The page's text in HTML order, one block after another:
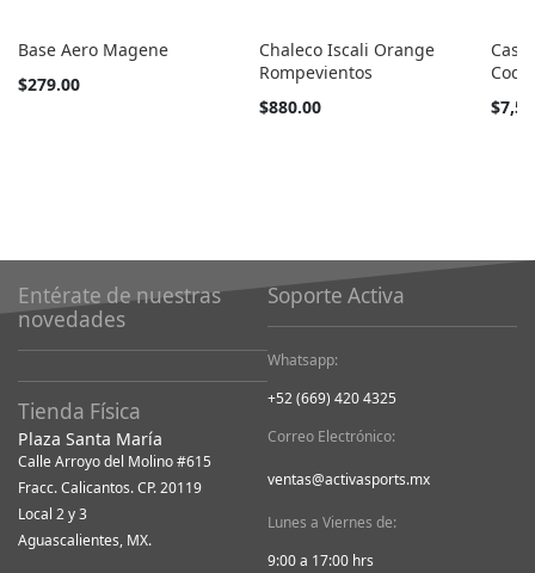
Base Aero Magene
$279.00
Chaleco Iscali Orange
Rompevientos
Tan
$880.00
Tan
Entérate de nuestras
novedades
Tienda Física
Plaza Santa María
Calle Arroyo del Molino #615
Fracc. Calicantos. CP. 20119
Local 2 y 3
Aguascalientes, MX.
Soporte Activa
Whatsapp:
+52 (669) 420 4325
Correo Electrónico:
ventas@activasports.mx
Lunes a Viernes de:
9:00 a 17:00 hrs